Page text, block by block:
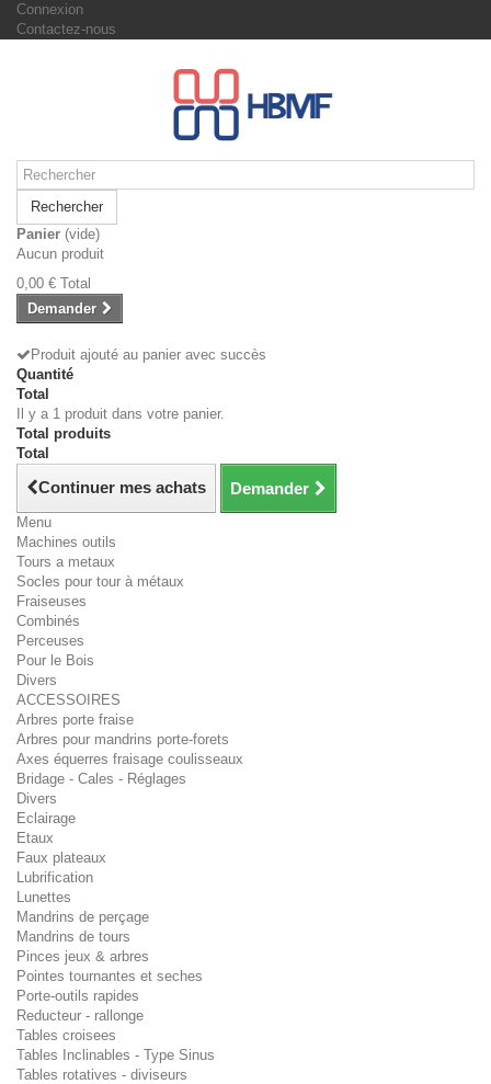
Connexion
Contactez-nous
Rechercher
Panier (vide)
Aucun produit
0,00 € Total
Demander
Produit ajouté au panier avec succès
Quantité
Total
Il y a 1 produit dans votre panier.
Total produits
Total
Continuer mes achats Demander
Menu
Machines outils
Tours a metaux
Socles pour tour à métaux
Fraiseuses
Combinés
Perceuses
Pour le Bois
Divers
ACCESSOIRES
Arbres porte fraise
Arbres pour mandrins porte-forets
Axes équerres fraisage coulisseaux
Bridage - Cales - Réglages
Divers
Eclairage
Etaux
Faux plateaux
Lubrification
Lunettes
Mandrins de perçage
Mandrins de tours
Pinces jeux & arbres
Pointes tournantes et seches
Porte-outils rapides
Reducteur - rallonge
Tables croisees
Tables Inclinables - Type Sinus
Tables rotatives - diviseurs